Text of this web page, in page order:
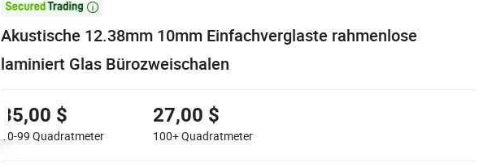

Akustische 12.38mm 10mm Einfachverglaste rahmenlose
laminiert Glas Bürozweischalen
35,00 $
10-99 Quadratmeter
27,00 $
100+Quadratmeter